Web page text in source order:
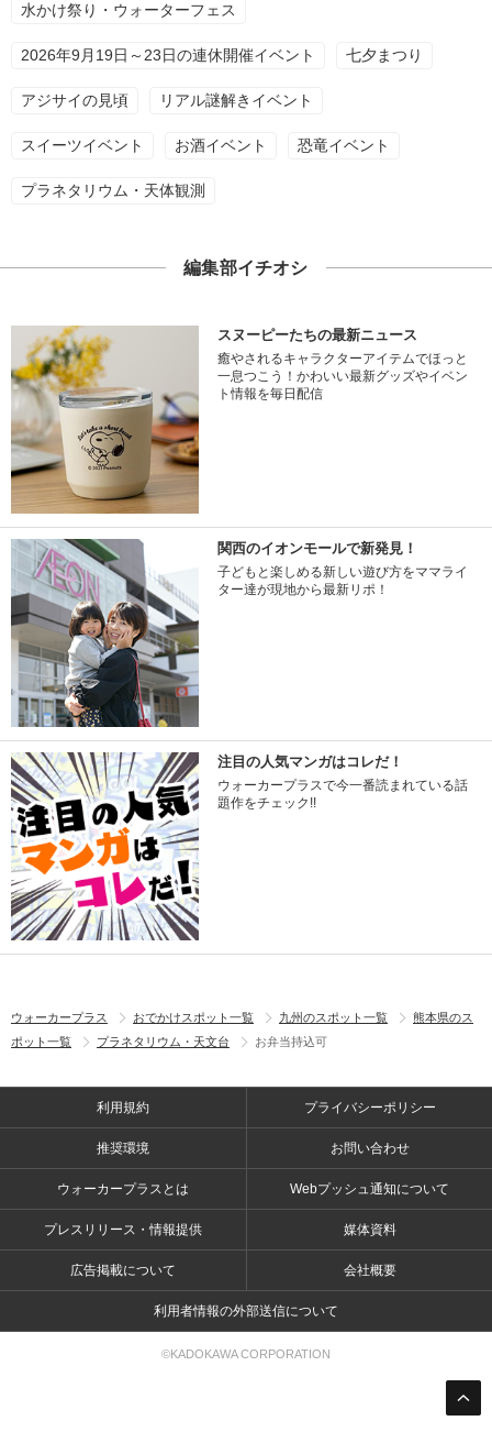
水かけ祭り・ウォーターフェス
2026年9月19日～23日の連休開催イベント 七夕まつり
アジサイの見頃 リアル謎解きイベント
スイーツイベント お酒イベント 恐竜イベント
プラネタリウム・天体観測
編集部イチオシ
スヌーピーたちの最新ニュース
癒やされるキャラクターアイテムでほっと
一息つこう！かわいい最新グッズやイベン
ト情報を毎日配信
関西のイオンモールで新発見！
子どもと楽しめる新しい遊び方をママライ
ター達が現地から最新リポ！
注目の人気マンガはコレだ！
ウォーカープラスで今一番読まれている話
題作をチェック!!
ウォーカープラス おでかけスポット一覧 九州のスポット一覧
熊本県のス
ポット一覧
プラネタリウム・天文台 お弁当持込可
利用規約 プライバシーポリシー
推奨環境 お問い合わせ
ウォーカープラスとは Webプッシュ通知について
プレスリリース・情報提供 媒体資料
広告掲載について 会社概要
利用者情報の外部送信について
©KADOKAWA CORPORATION